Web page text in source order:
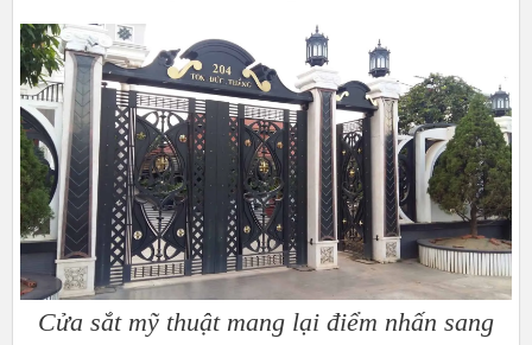
Cửa sắt mỹ thuật mang lại điểm nhấn sang